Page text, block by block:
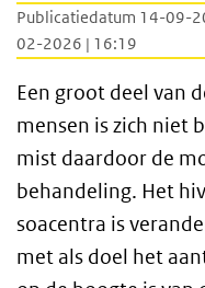
Publicatiedatum 14-09-
02-2026 | 16:19
Een groot deel van
mensen is zich niet
mist daardoor de
behandeling. Het
soacentra is
met als doel het